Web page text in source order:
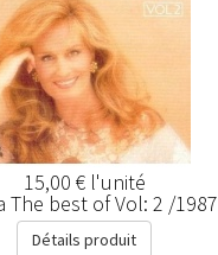
15,00 € l'unité
The best of Vol: 2 /1987
Détails produit